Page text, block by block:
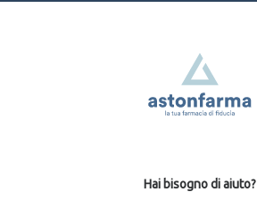
Hai bisogno di aiuto?